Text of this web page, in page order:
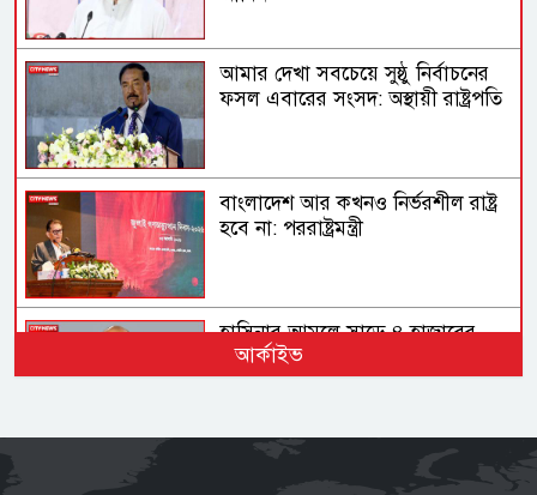
আমার দেখা সবচেয়ে সুষ্ঠু নির্বাচনের
ফসল এবারের সংসদ: অস্থায়ী রাষ্ট্রপতি
বাংলাদেশ আর কখনও নির্ভরশীল রাষ্ট্র
হবে না: পররাষ্ট্রমন্ত্রী
হাসিনার আমলে সাড়ে ৪ হাজারের
বেশি মানুষ হত্যার শিকার: আইনমন্ত্রী
আর্কাইভ